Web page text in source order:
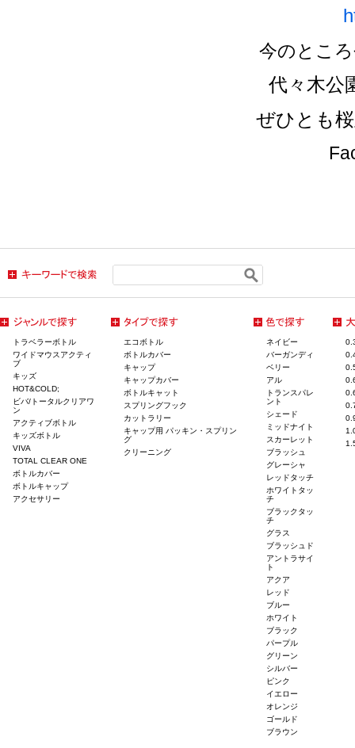
今のところ
代々木公
ぜひとも
トラベラーボトル
ワイドマウスアクティ
ブ
キッズ
HOT&COLD;
ビバ/トータルクリアワ
ン
アクティブボトル
キッズボトル
VIVA
TOTAL CLEAR ONE
ボトルカバー
ボトルキャップ
アクセサリー
エコボトル
ボトルカバー
キャップ
キャップカバー
ボトルキャット
スプリングフック
カットラリー
キャップ用 パッキン・スプリン
グ
クリーニング
ネイビー
バーガンディ
ベリー
アル
トランスパレ
ント
シェード
ミッドナイト
スカーレット
ブラッシュ
グレーシャ
レッドタッチ
ホワイトタッ
チ
ブラックタッ
チ
グラス
ブラッシュド
アントラサイ
ト
アクア
レッド
ブルー
ホワイト
ブラック
パープル
グリーン
シルバー
ピンク
イエロー
オレンジ
ゴールド
ブラウン